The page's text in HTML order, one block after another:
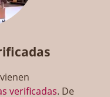
verificadas. De